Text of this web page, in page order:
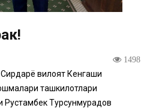
1498
вилоят Кенгаши
ташкилотлари
Турсунмурадов